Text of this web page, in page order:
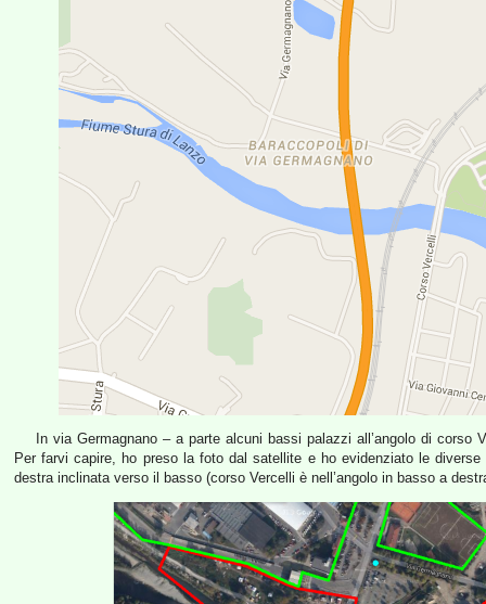
In via Germagnano – a parte alcuni bassi palazzi all’angolo di
Per farvi capire, ho preso la foto dal satellite e ho evidenziato le
destra inclinata verso il basso (corso Vercelli è nell’angolo in basso a